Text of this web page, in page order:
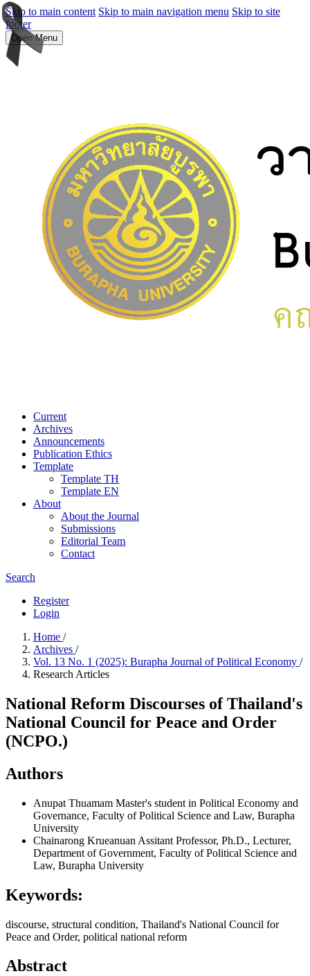
Skip to main content Skip to main navigation menu Skip to site
footer
Open Menu
Current
Archives
Announcements
Publication Ethics
Template
Template TH
Template EN
About
About the Journal
Submissions
Editorial Team
Contact
Search
Register
Login
Home /
Archives /
Vol. 13 No. 1 (2025): Burapha Journal of Political Economy /
Research Articles
National Reform Discourses of Thailand's
National Council for Peace and Order
(NCPO.)
Authors
Anupat Thuamam Master's student in Political Economy and
Governance, Faculty of Political Science and Law, Burapha
University
Chainarong Krueanuan Assitant Professor, Ph.D., Lecturer,
Department of Government, Faculty of Political Science and
Law, Burapha University
Keywords:
discourse, structural condition, Thailand's National Council for
Peace and Order, political national reform
Abstract